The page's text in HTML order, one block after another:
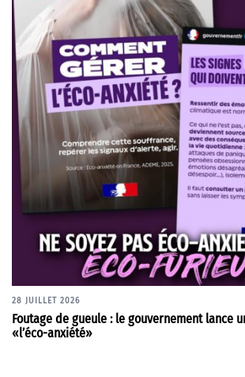
28 JUILLET 2026
Foutage de gueule : le gouvernement lance
«l’éco-anxiété»